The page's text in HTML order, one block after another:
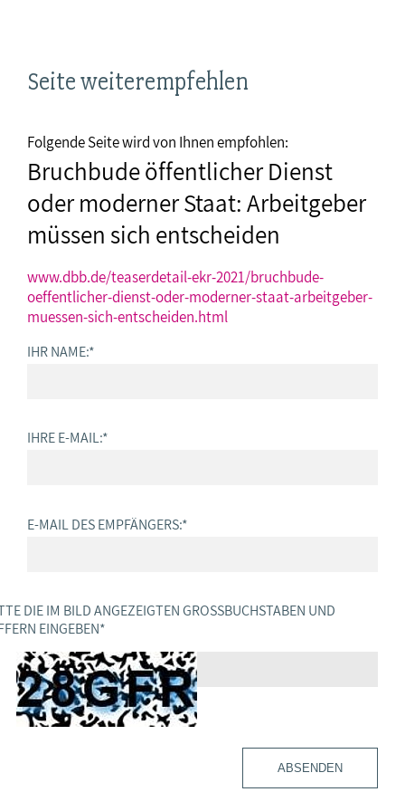
Seite weiterempfehlen
Folgende Seite wird von Ihnen empfohlen:
Bruchbude öffentlicher Dienst
oder moderner Staat: Arbeitgeber
müssen sich entscheiden
www.dbb.de/teaserdetail-ekr-2021/bruchbude-
oeffentlicher-dienst-oder-moderner-staat-arbeitgeber-
muessen-sich-entscheiden.html
IHR NAME:*
IHRE E-MAIL:*
E-MAIL DES EMPFÄNGERS:*
DIE IM BILD ANGEZEIGTEN GROSSBUCHSTABEN UND Z
EINGEBEN *
ABSENDEN